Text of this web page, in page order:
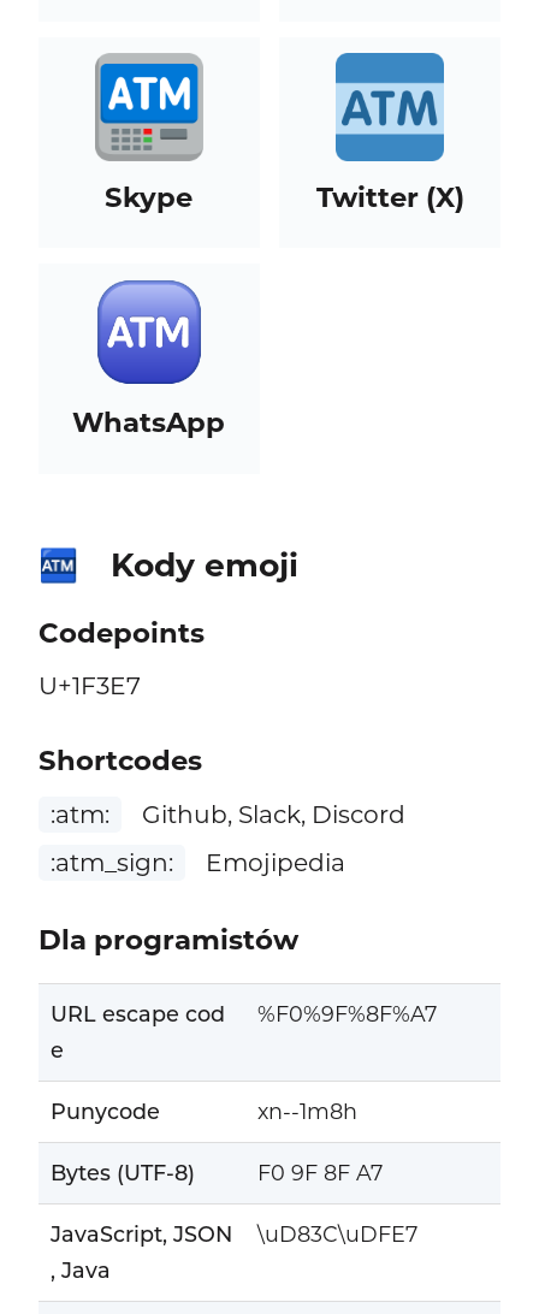
Skype Twitter (X)
WhatsApp
🏧 Kody emoji
Codepoints
U+1F3E7
Shortcodes
:atm:
Github, Slack, Discord
:atm_sign:
Emojipedia
Dla programistów
URL escape cod
e
%F0%9F%8F%A7
Punycode xn--1m8h
Bytes (UTF-8) F0 9F 8F A7
JavaScript, JSON
, Java
\uD83C\uDFE7